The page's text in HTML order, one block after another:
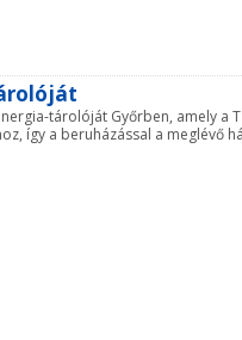
tárolóját Győrben, amely a
így a beruházással a meglévő